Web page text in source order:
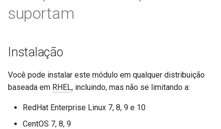
i
n
d
$browser_version
Related
Related
unzstd_buffers
GitHub
aws-auth
aws-sdk
balancer
cache
saúde para RHEL
Instalar no RHEL, CentOS e
Rocky Linux
Módulos NGINX para o Painel
de Controle Plesk - Pacotes
RPM
suportam
Instalação
Você pode instalar este módulo em qualquer distribuição
baseada em RHEL, incluindo, mas não se limitando a:
RedHat Enterprise Linux 7, 8, 9 e 10
CentOS 7, 8, 9